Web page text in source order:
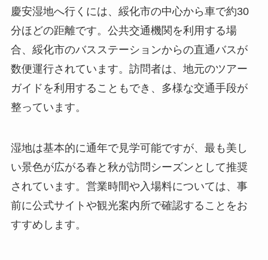
整っています。
湿地は基本的に通年で見学可能ですが、最も美し
い景色が広がる春と秋が訪問シーズンとして推奨
されています。営業時間や入場料については、事
前に公式サイトや観光案内所で確認することをお
周辺環境
慶安湿地周辺には、自然の美しさを損なわないよ